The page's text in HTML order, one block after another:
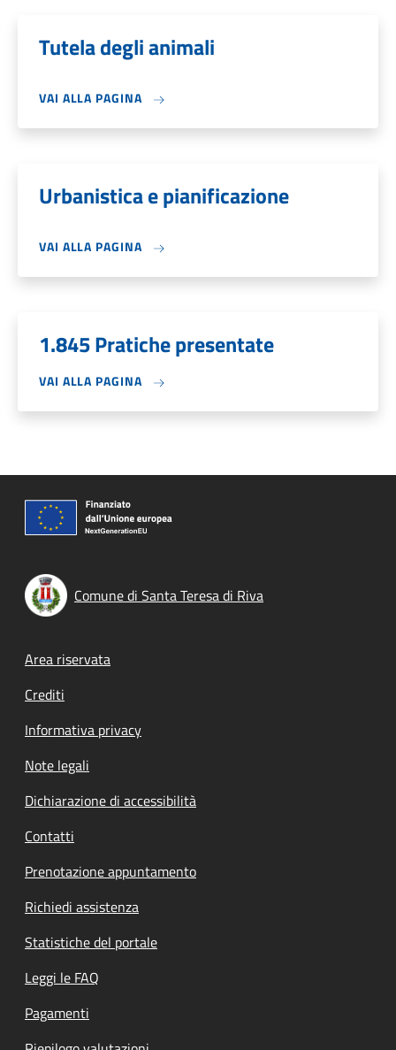
Tutela degli animali
VAI ALLA PAGINA
Urbanistica e pianificazione
VAI ALLA PAGINA
1.845 Pratiche presentate
VAI ALLA PAGINA
Comune di Santa Teresa di Riva
Footer menu
Area riservata
Crediti
Informativa privacy
Note legali
Dichiarazione di accessibilità
Contatti
Prenotazione appuntamento
Richiedi assistenza
Statistiche del portale
Leggi le FAQ
Pagamenti